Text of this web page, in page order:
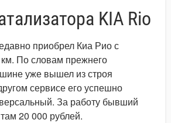
KIA Rio
приобрел Киа Рио с
По словам прежнего
уже вышел из строя
сервисе его успешно
За работу бывший
20 000 рублей.